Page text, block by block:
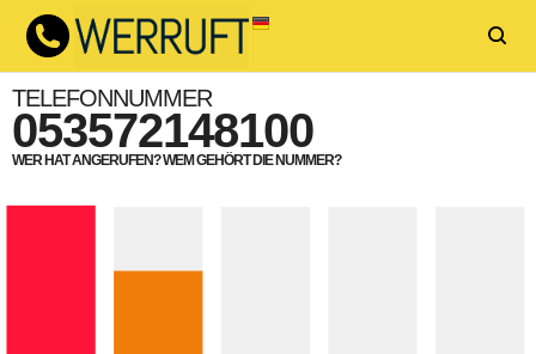
TELEFONNUMMER
053572148100
WER HAT ANGERUFEN? WEM GEHÖRT DIE NUMMER?